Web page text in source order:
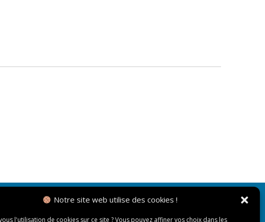
Notre site web utilise des cookies !
l'utilisation de cookies sur ce site ? Vous pouvez affiner vos choix dans les
NOUS CONTACTER